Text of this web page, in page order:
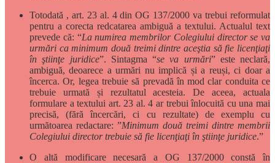
Totodată , art. 23 al. 4 din OG 137/2000 va trebui reformulat
pentru a corecta redcatarea ambiguă a textului. Actualul text
prevede că: “La numirea membrilor Colegiului director se va
urmări ca minimum două treimi dintre aceştia să fie licenţiaţi
în ştiinţe juridice”. Sintagma “se va urmări” este neclară,
ambiguă, deoarece a urmări nu implică și a reuși, ci doar a
încerca. Or, legea trebuie să prevadă în mod clar conduita ce
trebuie urmată și rezultatul acesteia. De aceea, actuala
formulare a textului art. 23 al. 4 ar trebui înlocuită cu una mai
precisă, (fără încercări, ci cu rezultate) de exemplu cu
următoarea redactare: ”Minimum două treimi dintre membrii
Colegiului director trebuie să fie licenţiaţi în ştiinţe juridice.”
O altă modificare necesară a OG 137/2000 constă în